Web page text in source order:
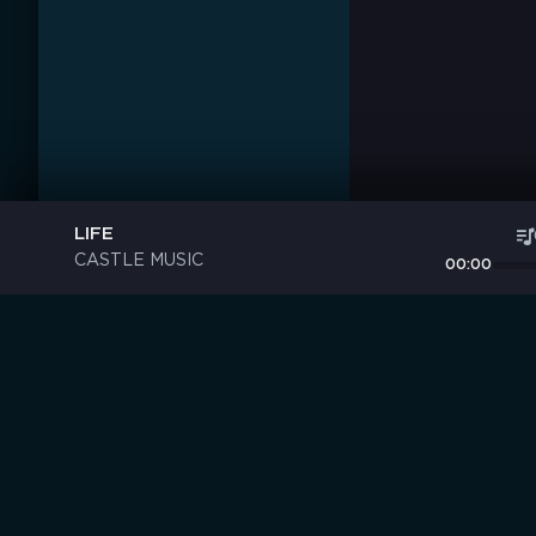
LIFE
CASTLE MUSIC 00:00